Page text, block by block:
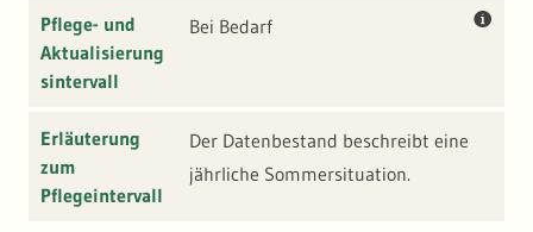
Pflege- und
Aktualisierung
sintervall
Bei Bedarf
Erläuterung
zum
Pflegeintervall
Der Datenbestand beschreibt eine
jährliche Sommersituation.